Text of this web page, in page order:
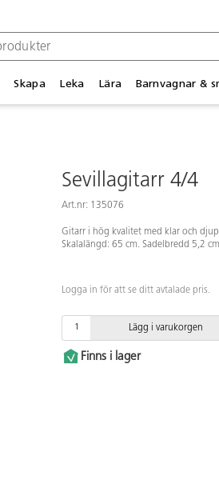
Skapa Leka Lära Barnvagnar &
Sevillagitarr 4/4
Art.nr: 135076
Gitarr i hög kvalitet med klar och
Skalalängd: 65 cm. Sadelbredd 5,2
Logga in för att se ditt avtalade pris.
Lägg i varukorgen
Finns i lager